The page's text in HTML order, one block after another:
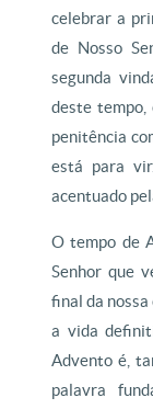
celebrar a
de Nosso
segunda
deste tempo,
penitência
está para
acentuado
O tempo de
Senhor que
final da
a vida
Advento é,
palavra